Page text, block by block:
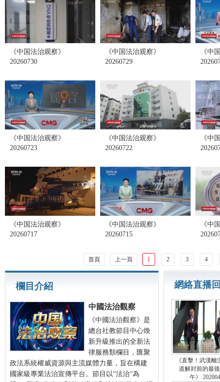
《中国法治观察》
20260730
《中国法治观察》
20260729
《中
《中国法治观察》
20260723
《中国法治观察》
20260722
《中
《中国法治观察》
20260717
《中国法治观察》
20260715
《中
首頁 上一頁 1 2 3 4
欄目介紹
中國法治觀察
《中國法治觀察》是
總台社教節目中心煥
新升級推出的全新法
律服務類欄目，匯聚
政法系統權威資源與主流媒體力量，旨在構建
國家級專業法治宣傳平台。節目以“法治”為
網絡直播
《直擊！武漢離
道解封前的最
午》